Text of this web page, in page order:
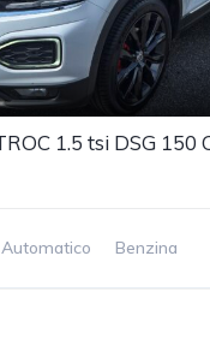
Automatico Benzina